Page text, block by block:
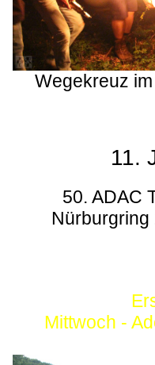
Wegekreuz
11.
50. ADAC
Nürburgring
Mittwoch -